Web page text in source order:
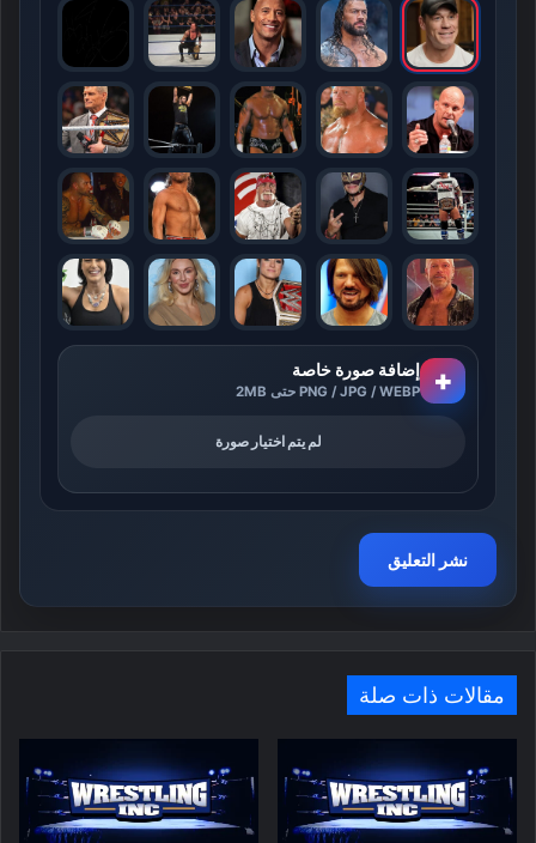
+ إضافة صورة خاصة
PNG / JPG / WEBP حتى 2MB
لم يتم اختيار صورة
مقالات ذات صلة